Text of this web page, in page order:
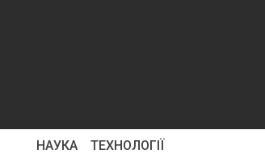
НАУКА ТЕХНОЛОГІЇ